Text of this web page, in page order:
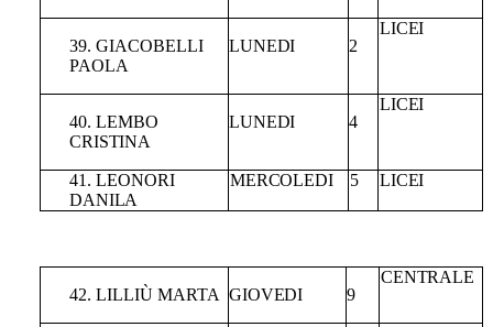
39. GIACOBELLI
PAOLA
LUNEDI 2
LICEI
40. LEMBO
CRISTINA
LUNEDI 4
LICEI
41. LEONORI
DANILA
MERCOLEDI 5 LICEI
42. LILLIÙMARTA GIOVEDI 9
CENTRALE